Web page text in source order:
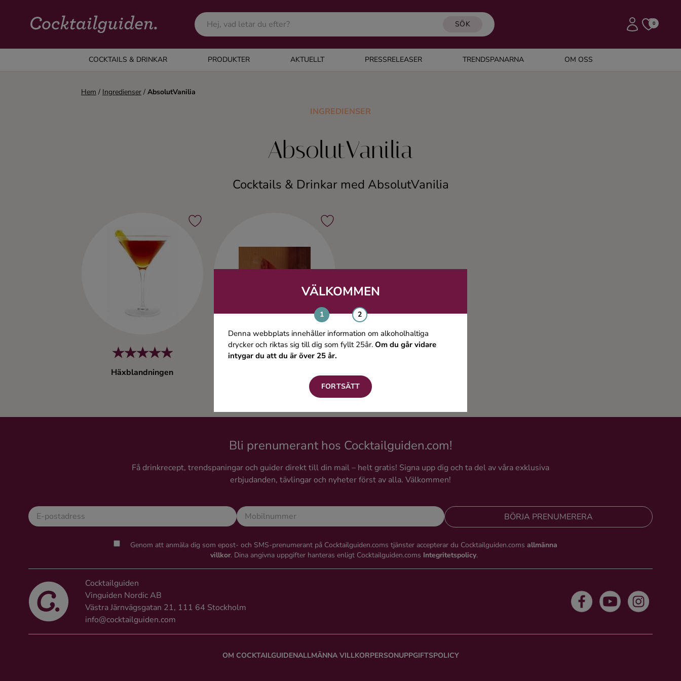
SÖK 0
COCKTAILS & DRINKAR PRODUKTER AKTUELLT PRESSRELEASER TRENDSPANARNA OM OSS
COCKTAILS & DRINKAR
Alla cocktails & drinkar
VÄLKOMMEN
Denna webbplats innehåller information om alkoholhaltiga
drycker och riktas sig till dig som fyllt 25år. Om du går vidare
intygar du att du är över 25 år.
FORTSÄTT
Hem / Ingredienser / AbsolutVanilia
INGREDIENSER
AbsolutVanilia
Cocktails & Drinkar med AbsolutVanilia
Häxblandningen
Bli prenumerant hos Cocktailguiden.com!
Få drinkrecept, trendspaningar och guider direkt till din mail – helt gratis! Signa upp dig och ta del av våra exklusiva
erbjudanden, tävlingar och nyheter först av alla. Välkommen!
BÖRJA PRENUMERERA
Genom att anmäla dig som epost- och SMS-prenumerant på Cocktailguiden.coms tjänster accepterar du Cocktailguiden.coms allmänna
villkor. Dina angivna uppgifter hanteras enligt Cocktailguiden.coms Integritetspolicy.
Cocktailguiden
Vinguiden Nordic AB
Västra Järnvägsgatan 21, 111 64 Stockholm
info@cocktailguiden.com
OM COCKTAILGUIDENALLMÄNNA VILLKORPERSONUPPGIFTSPOLICY